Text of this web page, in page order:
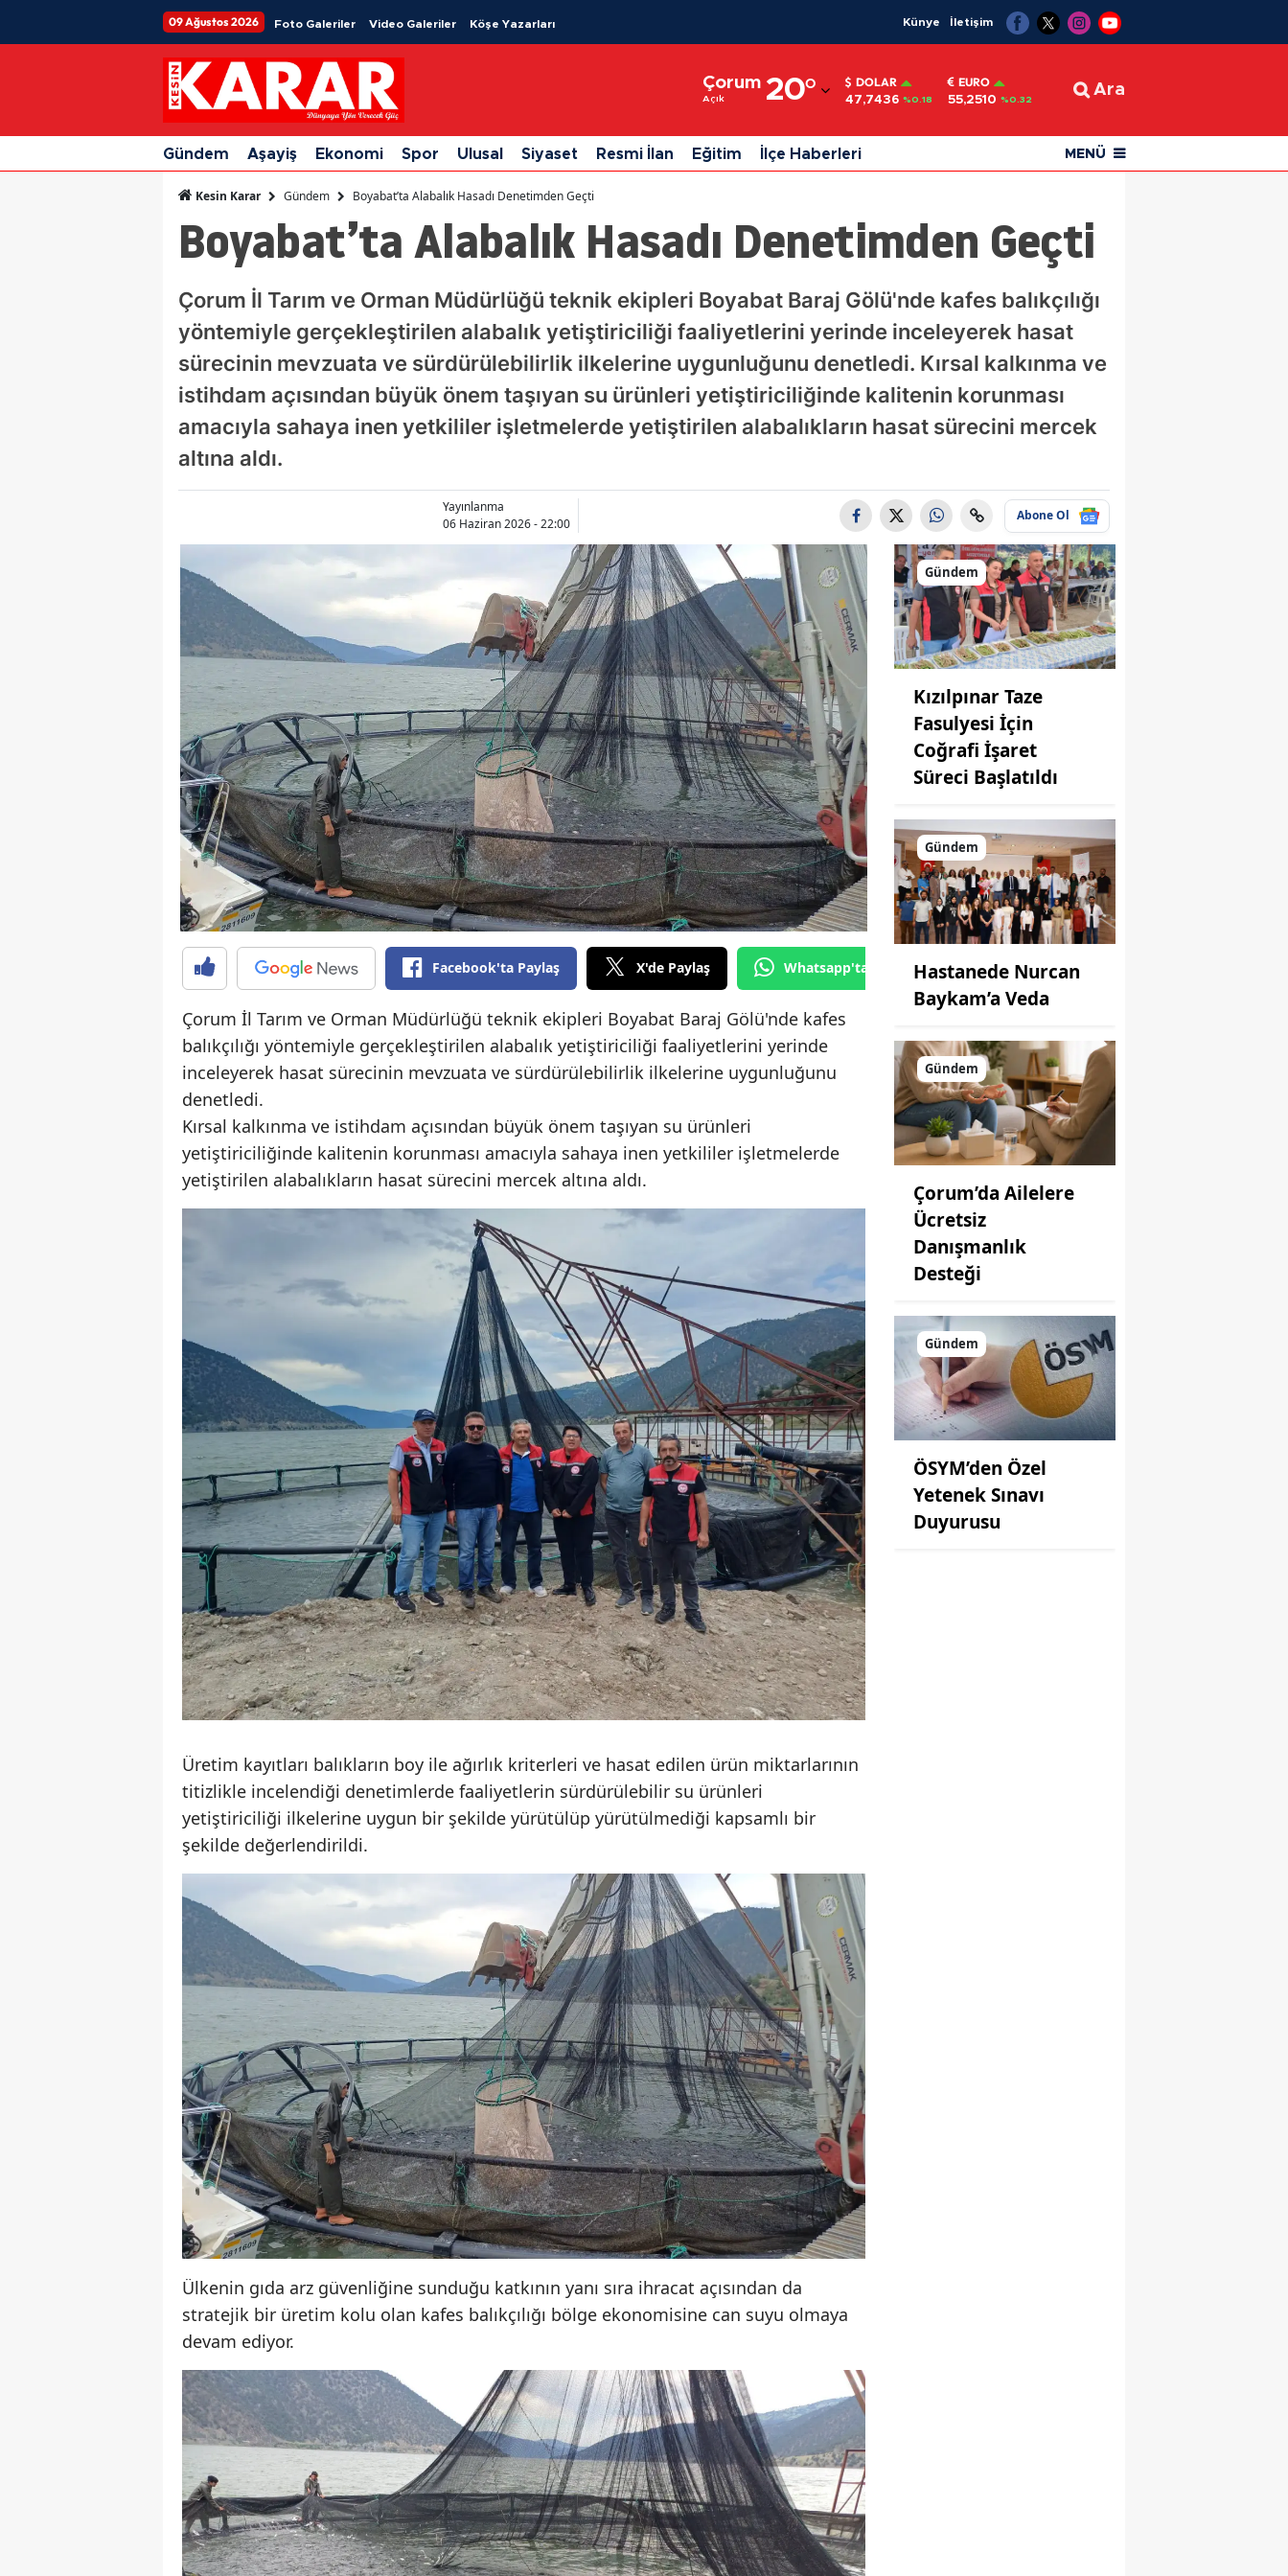
09 Ağustos 2026 Foto Galeriler Video Galeriler Köşe Yazarları Künye İletişim
Çorum
Açık 20°
Adıyaman
Afyonkarahisar
Ağrı
Ankara
Antalya
Artvin
Aydın
Balıkesir
Bingöl
Bolu
Burdur
Bursa
Çanakkale
Çankırı
Çorum
Denizli
Diyarbakır
Edirne
Elazığ
Erzincan
Eskişehir
Gaziantep
Giresun
Gümüşhane
Mersin
İstanbul
İzmir
Kars
Kastamonu
Kayseri
Kırklareli
Kırşehir
Kocaeli
Konya
Kütahya
Manisa
Kahramanmaraş
Muğla
Nevşehir
Niğde
Ordu
Rize
Sakarya
Samsun
Siirt
Sinop
Sivas
Tokat
Trabzon
Tunceli
Şanlıurfa
Uşak
Van
DOLAR
47,7436 %0.18
EURO
55,2510 %0.32
Ara
Gündem Aşayiş Ekonomi Spor Ulusal Siyaset Resmi İlan Eğitim İlçe Haberleri MENÜ
Kesin Karar Gündem Boyabat’ta Alabalık Hasadı Denetimden Geçti
Boyabat’ta Alabalık Hasadı Denetimden Geçti
Çorum İl Tarım ve Orman Müdürlüğü teknik ekipleri Boyabat Baraj Gölü'nde kafes balıkçılığı
yöntemiyle gerçekleştirilen alabalık yetiştiriciliği faaliyetlerini yerinde inceleyerek hasat
sürecinin mevzuata ve sürdürülebilirlik ilkelerine uygunluğunu denetledi. Kırsal kalkınma ve
istihdam açısından büyük önem taşıyan su ürünleri yetiştiriciliğinde kalitenin korunması
amacıyla sahaya inen yetkililer işletmelerde yetiştirilen alabalıkların hasat sürecini mercek
altına aldı.
Yayınlanma
06 Haziran 2026 - 22:00
Abone Ol
Facebook'ta Paylaş X'de Paylaş Whatsapp'tan Gönder
Çorum İl Tarım ve Orman Müdürlüğü teknik ekipleri Boyabat Baraj Gölü'nde kafes
balıkçılığı yöntemiyle gerçekleştirilen alabalık yetiştiriciliği faaliyetlerini yerinde
inceleyerek hasat sürecinin mevzuata ve sürdürülebilirlik ilkelerine uygunluğunu
denetledi.
Kırsal kalkınma ve istihdam açısından büyük önem taşıyan su ürünleri
yetiştiriciliğinde kalitenin korunması amacıyla sahaya inen yetkililer işletmelerde
yetiştirilen alabalıkların hasat sürecini mercek altına aldı.
Üretim kayıtları balıkların boy ile ağırlık kriterleri ve hasat edilen ürün miktarlarının
titizlikle incelendiği denetimlerde faaliyetlerin sürdürülebilir su ürünleri
yetiştiriciliği ilkelerine uygun bir şekilde yürütülüp yürütülmediği kapsamlı bir
şekilde değerlendirildi.
Ülkenin gıda arz güvenliğine sunduğu katkının yanı sıra ihracat açısından da
stratejik bir üretim kolu olan kafes balıkçılığı bölge ekonomisine can suyu olmaya
devam ediyor.
Gündem
Kızılpınar Taze
Fasulyesi İçin
Coğrafi İşaret
Süreci Başlatıldı
Gündem
Hastanede Nurcan
Baykam’a Veda
Gündem
Çorum’da Ailelere
Ücretsiz
Danışmanlık
Desteği
Gündem
ÖSYM’den Özel
Yetenek Sınavı
Duyurusu